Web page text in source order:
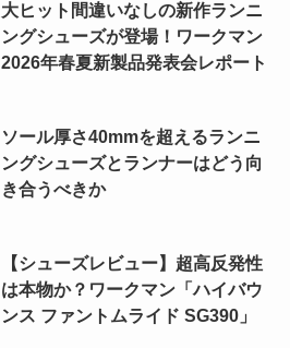
大ヒット間違いなしの新作ランニ
ングシューズが登場！ワークマン
2026年春夏新製品発表会レポート
ソール厚さ40mmを超えるランニ
ングシューズとランナーはどう向
き合うべきか
【シューズレビュー】超高反発性
は本物か？ワークマン「ハイバウ
ンス ファントムライド SG390」